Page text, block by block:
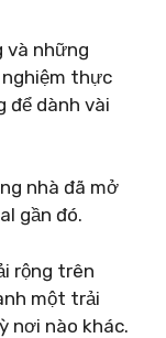
và những
thực
để dành vài
nhà đã mở
gần đó.
rộng trên
một trải
nơi nào khác.